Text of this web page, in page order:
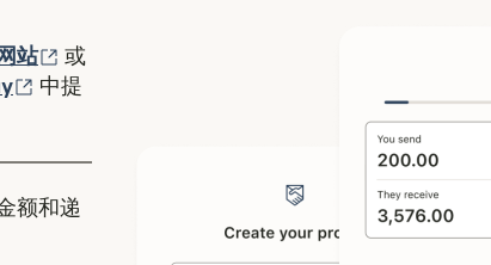
站 （在新窗口中打开）
或
开）（在新窗口中打开）
中提
额和递